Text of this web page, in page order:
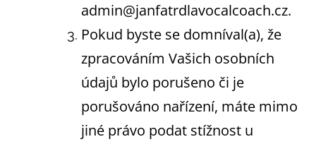
admin@janfatrdlavocalcoach.cz.
Pokud byste se domníval(a), že
zpracováním Vašich osobních
údajů bylo porušeno či je
porušováno nařízení, máte mimo
jiné právo podat stížnost u